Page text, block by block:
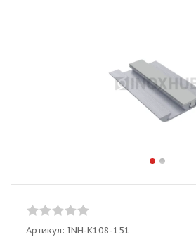
Артикул: INH-K108-151